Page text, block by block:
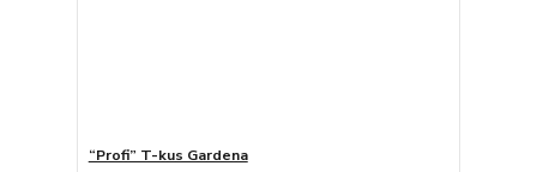
“Profi” T-kus Gardena